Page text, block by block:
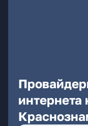
интернета